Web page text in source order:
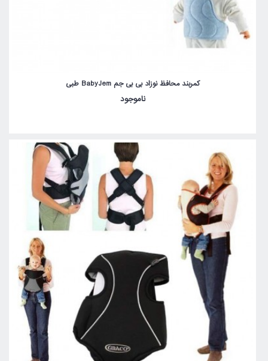
کمربند محافظ نوزاد بی بی جم BabyJem طبی
ناموجود